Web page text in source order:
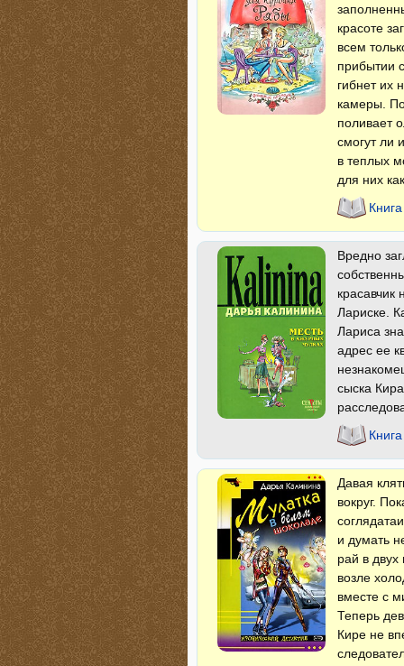
красоте
всем
прибытии
гибнет их
камеры.
поливает
смогут ли
в теплых
для них
Вредно
красавчик
Лариске.
Лариса
адрес ее
сыска
Давая
вокруг.
и думать
рай в двух
возле
вместе с
Теперь
Кире не